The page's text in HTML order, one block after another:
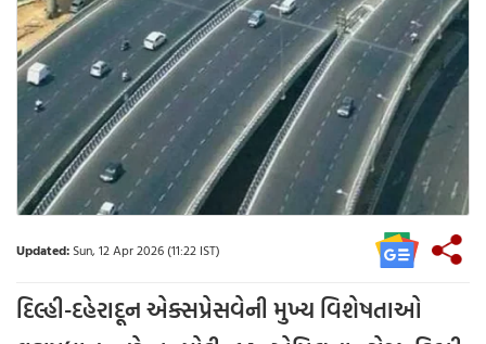
Updated:Sun, 12 Apr 2026 (11:22 IST)
દિલ્હી-દહેરાદૂન એક્સપ્રેસવેની મુખ્ય વિશેષતાઓ